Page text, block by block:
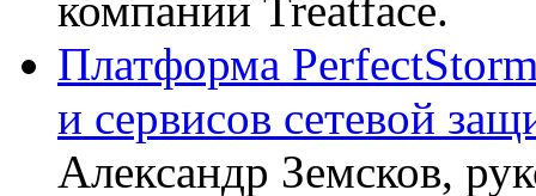
Платформа
и сервисов сетевой
Александр Земсков,